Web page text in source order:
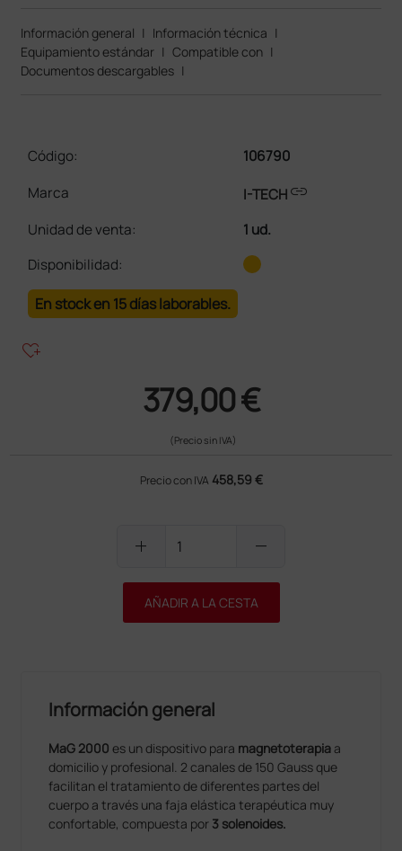
Información general | Información técnica |
Equipamiento estándar | Compatible con |
Documentos descargables |
Código:
106790
Marca
I-TECHlink
Unidad de venta:
1 ud.
Disponibilidad:
En stock en 15 días laborables.
heart_plus
379,00 €
(Precio sin IVA)
Precio con IVA 458,59 €
add remove
AÑADIR A LA CESTA
Información general
MaG 2000es un dispositivo para magnetoterapia a
domicilio y profesional. 2 canales de 150 Gauss que
facilitan el tratamiento de diferentes partes del
cuerpo a través una faja elástica terapéutica muy
confortable, compuesta por 3 solenoides.